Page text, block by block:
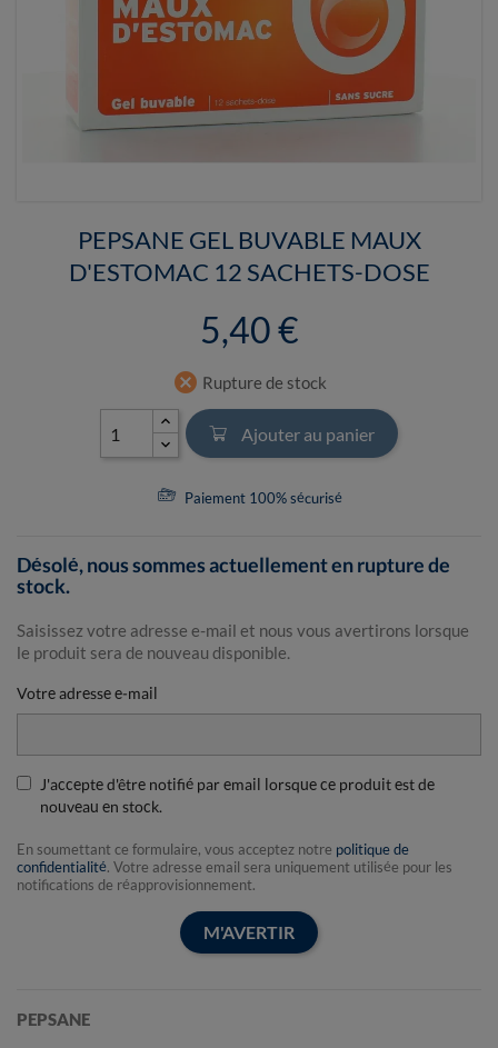
PEPSANE GEL BUVABLE MAUX
D'ESTOMAC 12 SACHETS-DOSE
5,40 €
cancel Rupture de stock
Ajouter au panier
Paiement 100% sécurisé
Désolé, nous sommes actuellement en rupture de
stock.
Saisissez votre adresse e-mail et nous vous avertirons lorsque
le produit sera de nouveau disponible.
Votre adresse e-mail
J'accepte d'être notifié par email lorsque ce produit est de
nouveau en stock.
En soumettant ce formulaire, vous acceptez notre politique de
confidentialité. Votre adresse email sera uniquement utilisée pour les
notifications de réapprovisionnement.
M'AVERTIR
PEPSANE